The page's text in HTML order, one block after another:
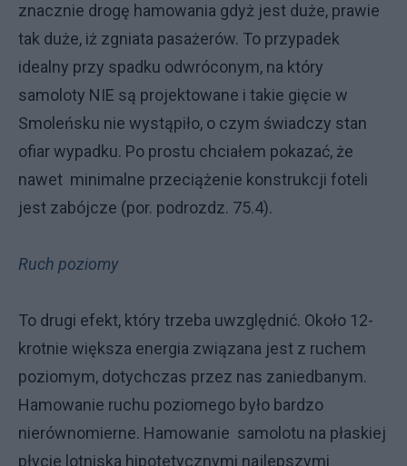
znacznie drogę hamowania gdyż jest duże, prawie
tak duże, iż zgniata pasażerów. To przypadek
idealny przy spadku odwróconym, na który
samoloty NIE są projektowane i takie gięcie w
Smoleńsku nie wystąpiło, o czym świadczy stan
ofiar wypadku. Po prostu chciałem pokazać, że
nawet minimalne przeciążenie konstrukcji foteli
jest zabójcze (por. podrozdz. 75.4).
Ruch poziomy
To drugi efekt, który trzeba uwzględnić. Około 12-
krotnie większa energia związana jest z ruchem
poziomym, dotychczas przez nas zaniedbanym.
Hamowanie ruchu poziomego było bardzo
nierównomierne. Hamowanie samolotu na płaskiej
płycie lotniska hipotetycznymi najlepszymi